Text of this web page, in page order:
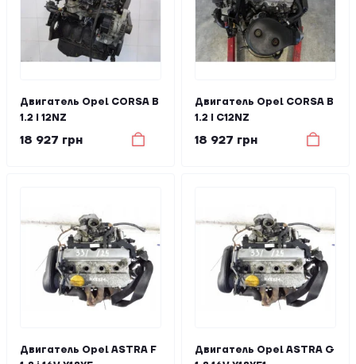
Двигатель Opel CORSA B
1.2 I 12NZ
18 927 грн
Двигатель Opel CORSA B
1.2 I C12NZ
18 927 грн
Двигатель Opel ASTRA F
Двигатель Opel ASTRA G